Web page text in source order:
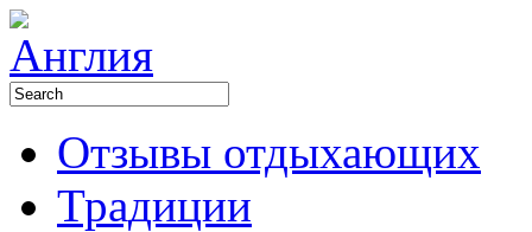
Отзывы отдыхающих
Традиции